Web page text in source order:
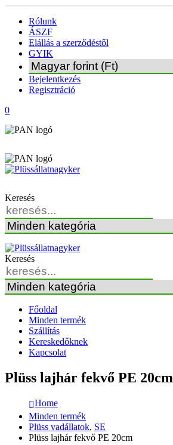
Rólunk
ÁSZF
Elállás a szerződéstől
GYIK
Bejelentkezés
Regisztráció
0
Keresés
Keresés
Főoldal
Minden termék
Szállítás
Kereskedőknek
Kapcsolat
Plüss lajhár fekvő PE 20cm
Home
Minden termék
Plüss vadállatok, SE
Plüss lajhár fekvő PE 20cm